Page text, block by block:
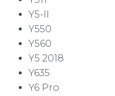
Y5-II
Y550
Y560
Y5 2018
Y635
Y6 Pro